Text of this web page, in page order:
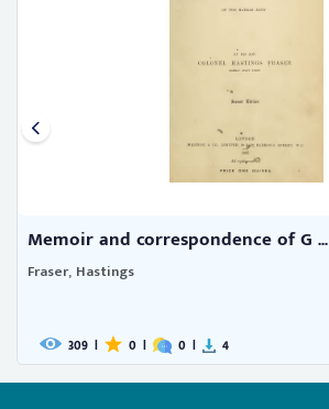
Memoir and correspondence of G ...
Fraser, Hastings
309 | 0 | 0 | 4